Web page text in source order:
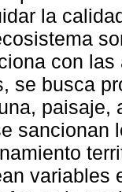
la
con
se busca
paisaje,
sancionan
variables